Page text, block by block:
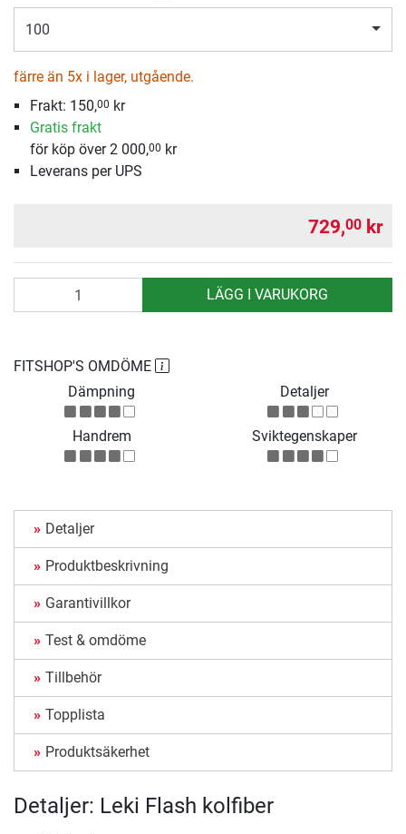
100
färre än 5x i lager, utgående.
Frakt: 150,00 kr
Gratis frakt
för köp över 2 000,00 kr
Leverans per UPS
729,00 kr
LÄGG I VARUKORG
FITSHOP'S OMDÖME
Dämpning
Detaljer
Handrem Sviktegenskaper
Detaljer
Produktbeskrivning
Garantivillkor
Test & omdöme
Tillbehör
Topplista
Produktsäkerhet
Detaljer: Leki Flash kolfiber